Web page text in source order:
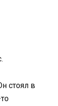
стоял в